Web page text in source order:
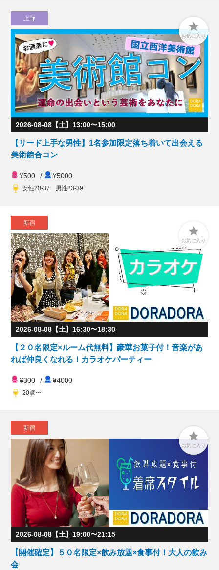
上野

お気に入り
2026-08-08【土】13:00〜15:00
【リード上手な男性】1名参加限定落ち着いて出会える
美術館合コン
¥500 / ¥5000
女性20-37 男性23-39
新宿

お気に入り
2026-08-08【土】16:30〜18:30
【２０名限定×ルーム代無料】豪華お菓子付！音楽があ
れば仲良くなれる！カラオケパーティー
¥300 / ¥4000
20歳〜
新宿

お気に入り
2026-08-08【土】19:00〜21:15
【開催確定】５０名限定×飲み放題×食事付！大人の飲み
会